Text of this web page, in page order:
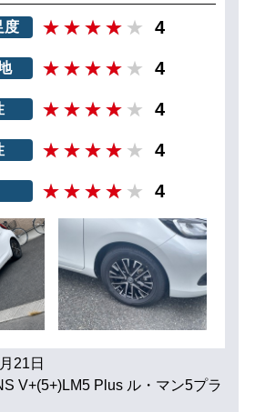
度 4
4
4
4
4
21日
V+(5+)LM5 Plus ル・マン5プラ